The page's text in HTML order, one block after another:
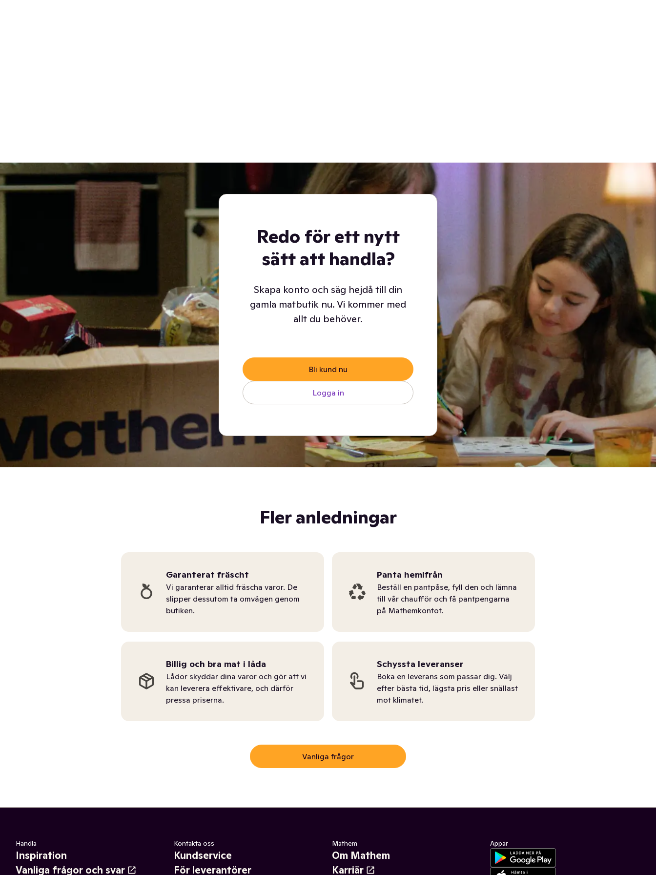
Redo för ett nytt
sätt att handla?
Skapa konto och säg hejdå till din
gamla matbutik nu. Vi kommer med
allt du behöver.
Bli kund nu
Logga in
Fler anledningar
Garanterat fräscht
Vi garanterar alltid fräscha varor. De
slipper dessutom ta omvägen genom
butiken.
Panta hemifrån
Beställ en pantpåse, fyll den och lämna
till vår chaufför och få pantpengarna
på Mathemkontot.
Billig och bra mat i låda
Lådor skyddar dina varor och gör att vi
kan leverera effektivare, och därför
pressa priserna.
Schyssta leveranser
Boka en leverans som passar dig. Välj
efter bästa tid, lägsta pris eller snällast
mot klimatet.
Vanliga frågor
Handla
Inspiration
Vanliga frågor och svar
Kontakta oss
Kundservice
För leverantörer
Mathem
Om Mathem
Karriär
Appar